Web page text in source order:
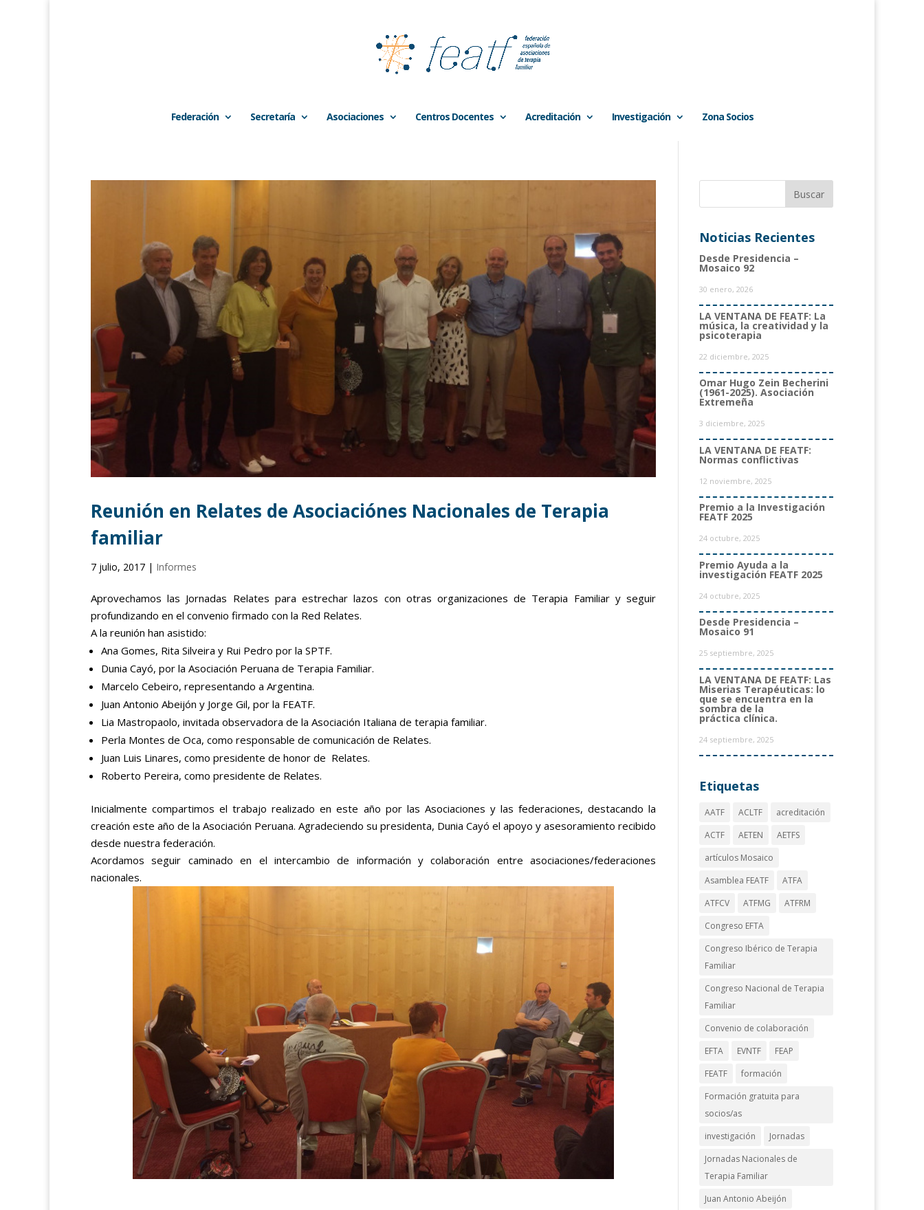
Federación Secretaría Asociaciones Centros Docentes Acreditación Investigación Zona Socios
Reunión en Relates de Asociaciónes Nacionales de Terapia
familiar
7 julio, 2017 | Informes
Aprovechamos las Jornadas Relates para estrechar lazos con otras organizaciones de Terapia Familiar y seguir
profundizando en el convenio firmado con la Red Relates.
A la reunión han asistido:
Ana Gomes, Rita Silveira y Rui Pedro por la SPTF.
Dunia Cayó, por la Asociación Peruana de Terapia Familiar.
Marcelo Cebeiro, representando a Argentina.
Juan Antonio Abeijón y Jorge Gil, por la FEATF.
Lia Mastropaolo, invitada observadora de la Asociación Italiana de terapia familiar.
Perla Montes de Oca, como responsable de comunicación de Relates.
Juan Luis Linares, como presidente de honor de Relates.
Roberto Pereira, como presidente de Relates.
Inicialmente compartimos el trabajo realizado en este año por las Asociaciones y las federaciones, destacando la
creación este año de la Asociación Peruana. Agradeciendo su presidenta, Dunia Cayó el apoyo y asesoramiento recibido
desde nuestra federación.
Acordamos seguir caminado en el intercambio de información y colaboración entre asociaciones/federaciones
nacionales.
Noticias Recientes
Desde Presidencia –
Mosaico 92
30 enero, 2026
LA VENTANA DE FEATF: La
música, la creatividad y la
psicoterapia
22 diciembre, 2025
Omar Hugo Zein Becherini
(1961-2025). Asociación
Extremeña
3 diciembre, 2025
LA VENTANA DE FEATF:
Normas conflictivas
12 noviembre, 2025
Premio a la Investigación
FEATF 2025
24 octubre, 2025
Premio Ayuda a la
investigación FEATF 2025
24 octubre, 2025
Desde Presidencia –
Mosaico 91
25 septiembre, 2025
LA VENTANA DE FEATF: Las
Miserias Terapéuticas: lo
que se encuentra en la
sombra de la
práctica clínica.
24 septiembre, 2025
Etiquetas
AATF ACLTF
acreditación
ACTF
AETEN
AETFS
artículos Mosaico
Asamblea FEATF
ATFA
ATFCV
ATFMG
ATFRM
Congreso EFTA
Congreso Ibérico de Terapia
Familiar
Congreso Nacional de Terapia
Familiar
Convenio de colaboración
EFTA
EVNTF
FEAP
FEATF
formación
Formación gratuita para
socios/as
investigación
Jornadas
Jornadas Nacionales de
Terapia Familiar
Juan Antonio Abeijón